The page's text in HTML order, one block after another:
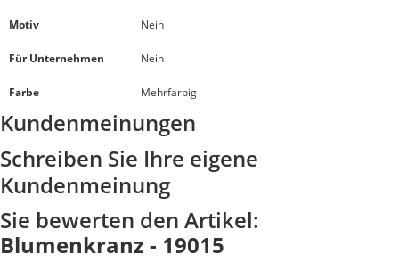
Motiv Nein
Für Unternehmen Nein
Farbe Mehrfarbig
Kundenmeinungen
Schreiben Sie Ihre eigene
Kundenmeinung
Sie bewerten den Artikel:
Blumenkranz - 19015